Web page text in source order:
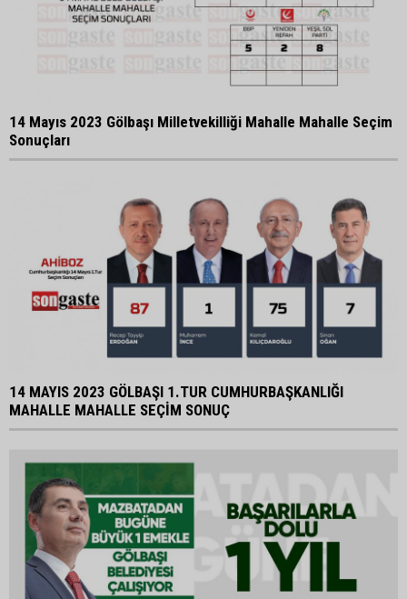
14 Mayıs 2023 Gölbaşı Milletvekilliği Mahalle Mahalle Seçim
Sonuçları
14 MAYIS 2023 GÖLBAŞI 1.TUR CUMHURBAŞKANLIĞI
MAHALLE MAHALLE SEÇİM SONUÇ